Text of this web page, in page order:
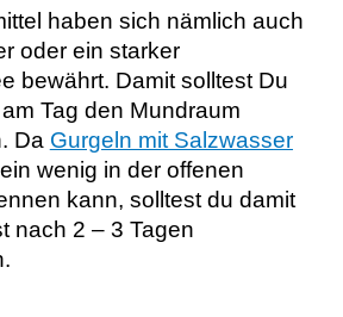
haben sich nämlich auch
oder ein starker
bewährt. Damit solltest Du
Tag den Mundraum
Da Gurgeln mit Salzwasser
wenig in der offenen
kann, solltest du damit
nach 2 – 3 Tagen